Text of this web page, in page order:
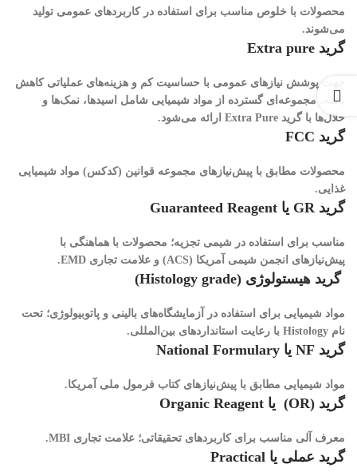
محصولات با خلوص مناسب برای استفاده در کاربردهای عمومی تولید
می‌شوند.
گرید Extra pure
جهت پوشش نیازهای عمومی با حساسیت کم و هزینه‌های عملیاتی کاهش
یافته، مجموعه‌ای گسترده از مواد شیمیایی شامل اسیدها، نمک‌ها و
حلال‌ها با گرید Extra Pure ارائه می‌شود.
گرید
محصولات مطابق با پیش‌نیازهای مجموعه قوانین (کدکس) مواد شیمیایی
غذایی.
گرید GR یا Guaranteed Reagent
مناسب برای استفاده در شیمی تجزیه؛ محصولات با هماهنگی با
پیش‌نیازهای انجمن شیمی آمریکا (ACS) و علامت تجاری EMD.
گرید هیستولوژی (Histology grade)
مواد شیمیایی برای استفاده در آزمایشگاه‌های بالینی و پاتوبیولوژی؛ تحت
نام Histology با رعایت استانداردهای بین‌المللی.
گرید NF یا National Formulary
مواد شیمیایی مطابق با پیش‌نیازهای کتاب فرمول ملی آمریکا.
گرید (OR) یا Organic Reagent
معرف آلی مناسب برای کاربردهای تحقیقاتی؛ علامت تجاری MBI.
گرید عملی یا Practical